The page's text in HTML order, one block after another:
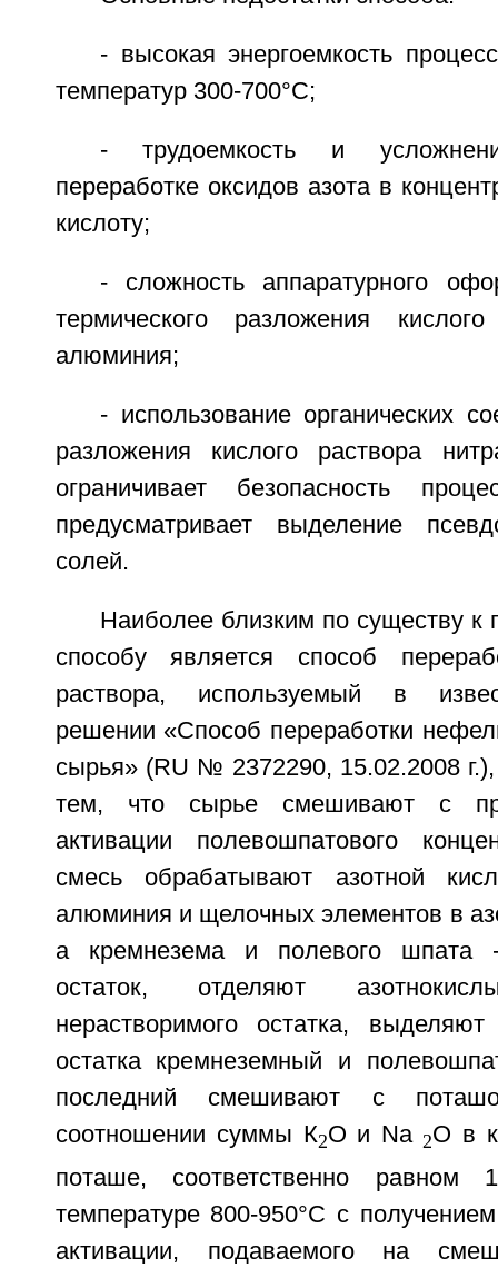
- высокая энергоемкость
температур 300-700°С;
- трудоемкость и
переработке оксидов азота в
кислоту;
- сложность аппаратурного
термического разложения
алюминия;
- использование органических
разложения кислого раствора
ограничивает безопасность
предусматривает выделение
солей.
Наиболее близким по существу к
способу является способ
раствора, используемый в
решении «Способ переработки
сырья» (RU № 2372290, 15.02.2008
тем, что сырье смешивают с
активации полевошпатового
смесь обрабатывают азотной
алюминия и щелочных элементов в
а кремнезема и полевого шпата
остаток, отделяют
нерастворимого остатка,
остатка кремнеземный и
последний смешивают с
соотношении суммы К2O и Na2O в
поташе, соответственно равном
температуре 800-950°С с
активации, подаваемого на